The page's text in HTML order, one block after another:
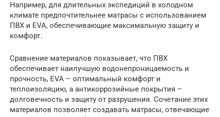
Например, для длительных экспедиций в холодном
климате предпочтительнее матрасы с использованием
ПВХ и EVA, обеспечивающие максимальную защиту и
комфорт.
Сравнение материалов показывает, что ПВХ
обеспечивает наилучшую водонепроницаемость и
прочность, EVA – оптимальный комфорт и
теплоизоляцию, а антикоррозийные покрытия –
долговечность и защиту от разрушения. Сочетание этих
материалов позволяет создавать матрасы, отвечающие